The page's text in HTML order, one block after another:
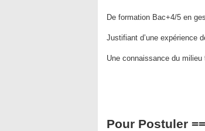
De formation Bac+4/5 en
Justifiant d’une expérience
Une connaissance du
Pour Postuler